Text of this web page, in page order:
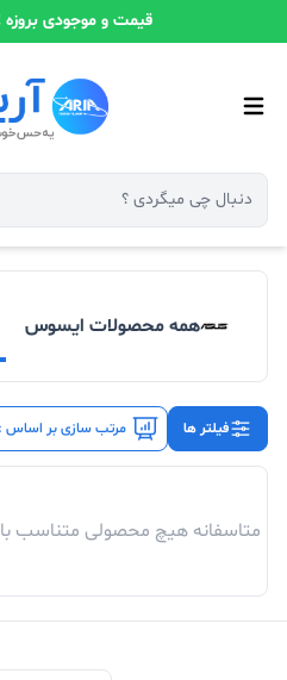
قیمت و موجودی
همه محصولات ایسوس
فیلتر ها مرتب سازی بر اساس :
متاسفانه هیچ محصولی متناسب